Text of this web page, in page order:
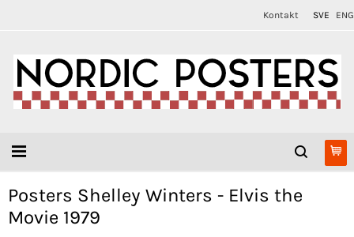
Kontakt SVE ENG
Posters Shelley Winters - Elvis the
Movie 1979